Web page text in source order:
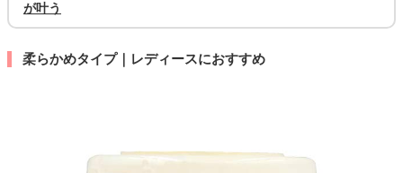
が叶う
柔らかめタイプ｜レディースにおすすめ